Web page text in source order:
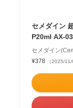
セメダイン
P20ml AX-
セメダイン
¥378
（2025/